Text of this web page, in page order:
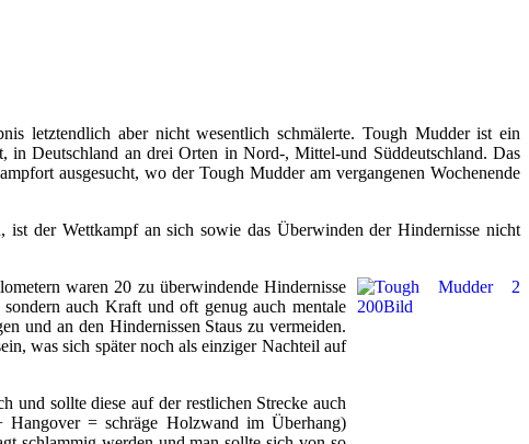
letztendlich aber nicht wesentlich schmälerte. Tough Mudder ist ein
in Deutschland an drei Orten in Nord-, Mittel-und Süddeutschland. Das
ausgesucht, wo der Tough Mudder am vergangenen Wochenende
ist der Wettkampf an sich sowie das Überwinden der Hindernisse nicht
waren 20 zu überwindende Hindernisse
auch Kraft und oft genug auch mentale
und an den Hindernissen Staus zu vermeiden.
was sich später noch als einziger Nachteil auf
und sollte diese auf der restlichen Strecke auch
Hangover = schräge Holzwand im Überhang)